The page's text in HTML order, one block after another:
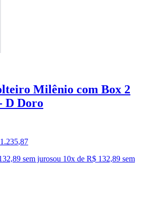
Milênio com Box 2
D Doro
1.235,87
sem jurosou 10x de R$ 132,89 sem